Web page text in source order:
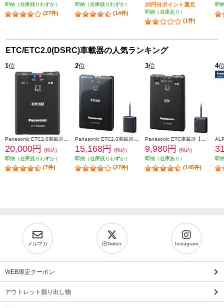
即納（在庫残りわずか）
(27件)
即納（在庫残りわずか）
(14件)
20円分ポイント還元
即納（在庫あり）
(1件)
即
ETC/ETC2.0(DSRC)車載器の人気ランキング
1位
20,000円
(税込)
即納（在庫残りわずか）
(7件)
2位
15,168円
(税込)
即納（在庫残りわずか）
(27件)
3位
9,980円
(税込)
即納（在庫あり）
(145件)
4
即
メルマガ 旧Twitter Instagram
WEB限定クーポン
アウトレット掘り出し物